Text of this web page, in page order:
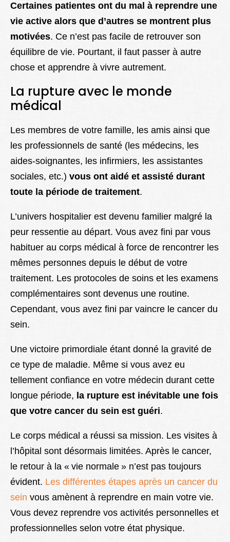
Certaines patientes ont du mal à reprendre une
vie active alors que d’autres se montrent plus
motivées. Ce n’est pas facile de retrouver son
équilibre de vie. Pourtant, il faut passer à autre
chose et apprendre à vivre autrement.
La rupture avec le monde
médical
Les membres de votre famille, les amis ainsi que
les professionnels de santé (les médecins, les
aides-soignantes, les infirmiers, les assistantes
sociales, etc.) vous ont aidé et assisté durant
toute la période de traitement.
L’univers hospitalier est devenu familier malgré la
peur ressentie au départ. Vous avez fini par vous
habituer au corps médical à force de rencontrer les
mêmes personnes depuis le début de votre
traitement. Les protocoles de soins et les examens
complémentaires sont devenus une routine.
Cependant, vous avez fini par vaincre le cancer du
sein.
Une victoire primordiale étant donné la gravité de
ce type de maladie. Même si vous avez eu
tellement confiance en votre médecin durant cette
longue période, la rupture est inévitable une fois
que votre cancer du sein est guéri.
Le corps médical a réussi sa mission. Les visites à
l’hôpital sont désormais limitées. Après le cancer,
le retour à la « vie normale » n’est pas toujours
évident. Les différentes étapes après un cancer du
sein vous amènent à reprendre en main votre vie.
Vous devez reprendre vos activités personnelles et
professionnelles selon votre état physique.